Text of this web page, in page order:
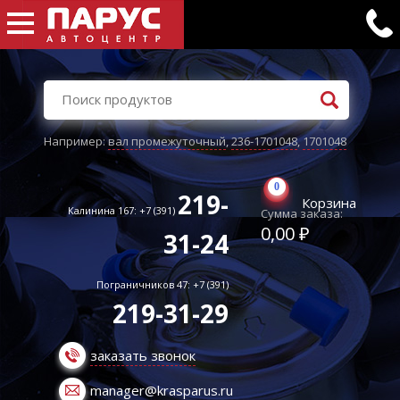
Например:вал промежуточный,236-1701048,1701048
Калинина 167: +7 (391) 219-
31-24
Пограничников 47: +7 (391)
219-31-29
заказать звонок
manager@krasparus.ru
0
Корзина
Сумма заказа:
0,00 ₽